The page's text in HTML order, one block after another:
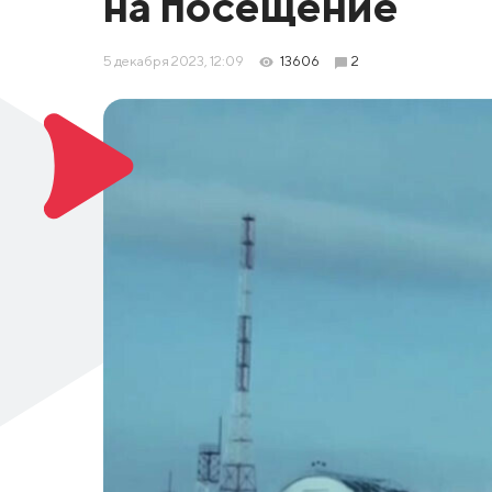
5 декабря 2023, 12:09 13606 2